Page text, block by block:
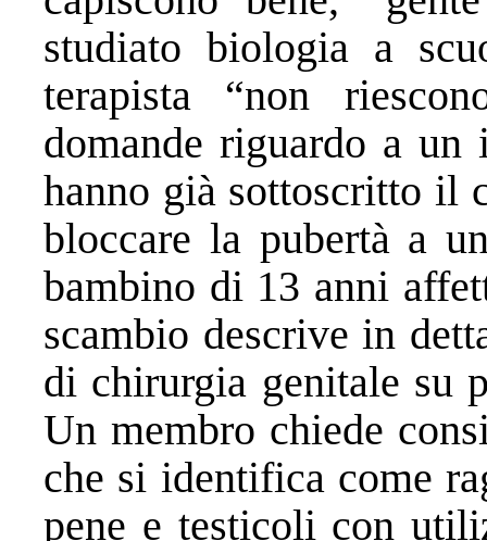
studiato biologia a
terapista “non
domande riguardo a
hanno già sottoscritto il
bloccare la pubertà a
bambino di 13 anni
scambio descrive in
di chirurgia genitale su
Un membro chiede
che si identifica come
pene e testicoli con